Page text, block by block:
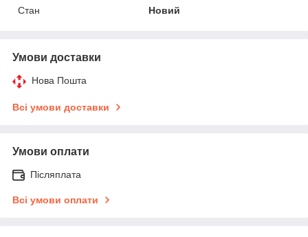
Стан
Новий
Умови доставки
Нова Пошта
Всі умови доставки
Умови оплати
Післяплата
Всі умови оплати